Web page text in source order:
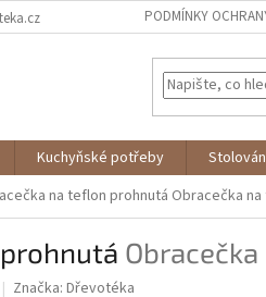
PODMÍNKY
Kuchyňské potřeby
na teflon prohnutá Obracečka
Značka: Dřevotéka